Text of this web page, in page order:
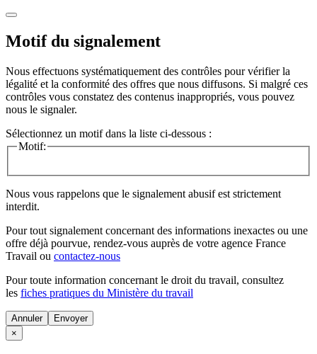
Motif du signalement
Nous effectuons systématiquement des contrôles pour vérifier la
légalité et la conformité des offres que nous diffusons. Si malgré ces
contrôles vous constatez des contenus inappropriés, vous pouvez
nous le signaler.
Sélectionnez un motif dans la liste ci-dessous :
Motif:
Nous vous rappelons que le signalement abusif est strictement
interdit.
Pour tout signalement concernant des informations inexactes ou une
offre déjà pourvue, rendez-vous auprès de votre agence France
Travail ou contactez-nous
Pour toute information concernant le droit du travail, consultez
les fiches pratiques du Ministère du travail
Annuler
×